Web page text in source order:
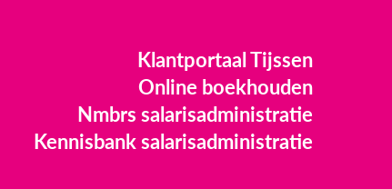
Klantportaal Tijssen
Online boekhouden
Nmbrs salarisadministratie
Kennisbank salarisadministratie